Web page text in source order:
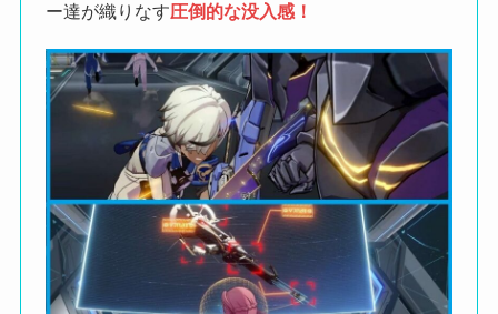
ー達が織りなす圧倒的な没入感！